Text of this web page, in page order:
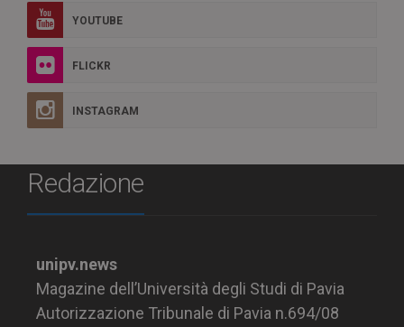
YOUTUBE
FLICKR
INSTAGRAM
Redazione
unipv.news
Magazine dell’Università degli Studi di Pavia
Autorizzazione Tribunale di Pavia n.694/08